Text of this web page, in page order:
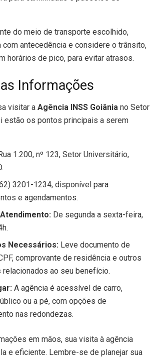
do meio de transporte escolhido,
com antecedência e considere o trânsito,
horários de pico, para evitar atrasos.
Informações
visitar a Agência INSS Goiânia no Setor
estão os pontos principais a serem
1.200, nº 123, Setor Universitário,
3201-1234, disponível para
e agendamentos.
De segunda a sexta-feira,
Necessários: Leve documento de
comprovante de residência e outros
relacionados ao seu benefício.
A agência é acessível de carro,
ou a pé, com opções de
nas redondezas.
em mãos, sua visita à agência
e eficiente. Lembre-se de planejar sua